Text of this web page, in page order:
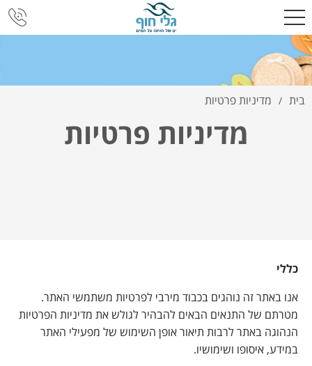
בית / מדיניות פרטיות
מדיניות פרטיות
כללי
אנו באתר זה נוהגים בכבוד מירבי לפרטיות משתמשי האתר.
מטרתם של התנאים הבאים להבהיר לגולש את מדיניות הפרטיות
הנהוגה באתר לרבות תיאור אופן השימוש של מפעילי האתר
במידע, איסופו ושימושיו.